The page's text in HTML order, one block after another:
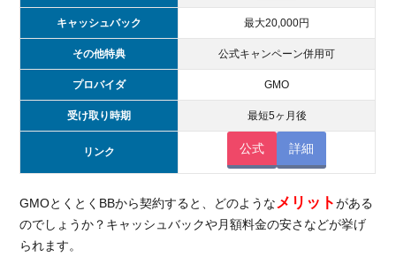
キャッシュバック 最大20,000円
その他特典 公式キャンペーン併用可
プロバイダ GMO
受け取り時期 最短5ヶ月後
リンク 公式 詳細
GMOとくとくBBから契約すると、どのようなメリットがある
のでしょうか？キャッシュバックや月額料金の安さなどが挙げ
られます。